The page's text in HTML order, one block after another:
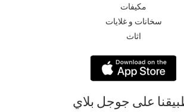
مكيفات
سخانات و غلايات
اثاث
على جوجل بلاي